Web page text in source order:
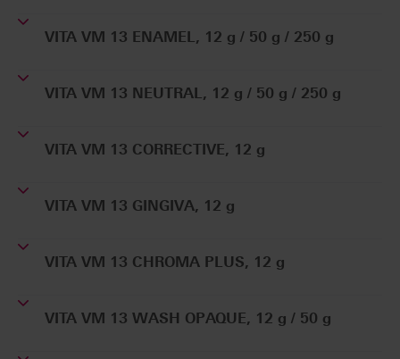
VITA VM 13 ENAMEL, 12 g / 50 g / 250 g
VITA VM 13 NEUTRAL, 12 g / 50 g / 250 g
VITA VM 13 CORRECTIVE, 12 g
VITA VM 13 GINGIVA, 12 g
VITA VM 13 CHROMA PLUS, 12 g
VITA VM 13 WASH OPAQUE, 12 g / 50 g